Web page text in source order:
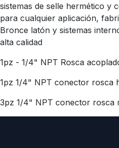
sistemas de selle hermético y
para cualquier aplicación,
Bronce latón y sistemas
alta calidad
1pz - 1/4" NPT Rosca
1pz 1/4" NPT conector rosca
3pz 1/4" NPT conector rosca